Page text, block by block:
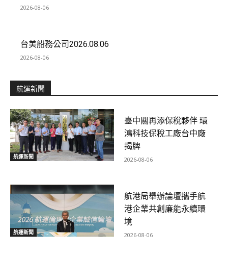
2026-08-06
台美船務公司2026.08.06
2026-08-06
航運新聞
航運新聞
臺中關再添保稅夥伴 環
鴻科技保稅工廠台中廠
揭牌
2026-08-06
航運新聞
航港局舉辦論壇攜手航
港企業共創廉能永續環
境
2026-08-06